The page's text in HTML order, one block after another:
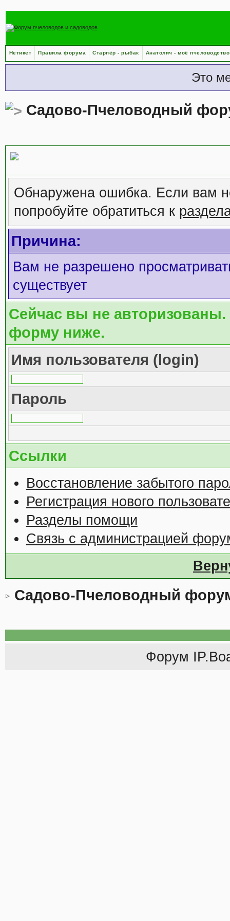
Нетикет Правила форума Старпёр - рыбак Анатолич - моё пчеловодство
Это
Садово-Пчеловодный
Обнаружена ошибка. Если вам
попробуйте обратиться к
Причина:
Вам не разрешено
существует
Сейчас вы не авторизованы.
форму ниже.
Имя пользователя (login)
Пароль
Ссылки
Восстановление забытого
Регистрация нового
Разделы помощи
Связь с администрацией
Садово-Пчеловодный
Форум